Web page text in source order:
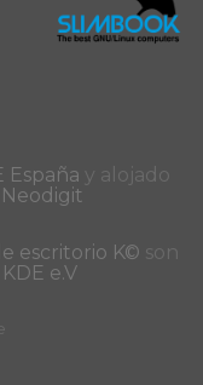
España y alojado
Neodigit
escritorio K© son
KDE e.V